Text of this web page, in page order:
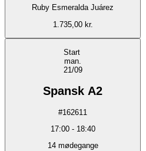
Ruby Esmeralda Juárez
1.735,00 kr.
Start
man.
21/09
Spansk A2
#162611
17:00- 18:40
14 mødegange